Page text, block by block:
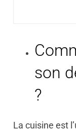
son
?
La cuisine est